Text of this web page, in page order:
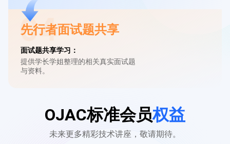
先行者面试题共享
面试题共享学习：
提供学长学姐整理的相关真实面试题
与资料。
OJAC标准会员权益
未来更多精彩技术讲座，敬请期待。